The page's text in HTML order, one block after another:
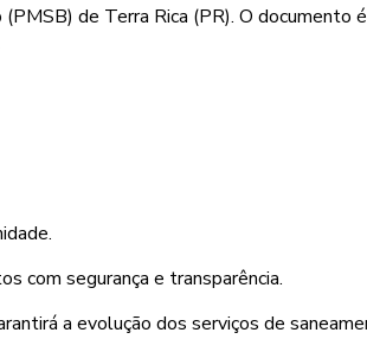
de Terra Rica (PR). O documento
com segurança e transparência.
a evolução dos serviços de